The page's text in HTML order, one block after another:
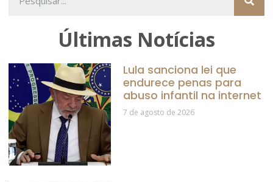
Últimas Notícias
Lula sanciona lei que
endurece penas para
abuso infantil na internet
7 de agosto de 2026